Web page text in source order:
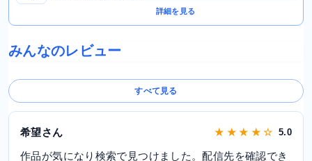
詳細を見る
みんなのレビュー
すべて見る
希望さん ★ ★ ★ ★ ☆ 5.0
作品が気になり検索で見つけました。配信先を確認でき